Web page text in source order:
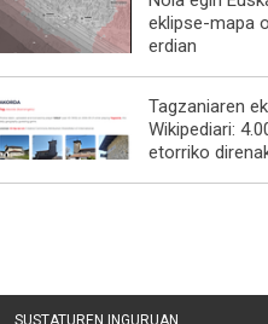
eklipse-mapa
erdian
Tagzaniaren
Wikipediari:
etorriko
SUSTATUREN INGURUAN